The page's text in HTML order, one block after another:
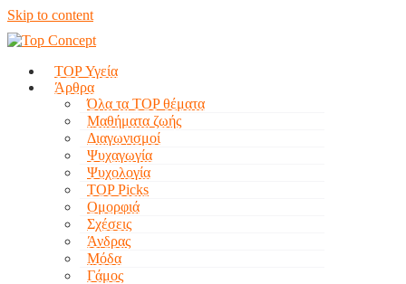
Skip to content
TOP Υγεία
Άρθρα
Όλα τα TOP θέματα
Μαθήματα ζωής
Διαγωνισμοί
Ψυχαγωγία
Ψυχολογία
TOP Picks
Ομορφιά
Σχέσεις
Άνδρας
Μόδα
Γάμος